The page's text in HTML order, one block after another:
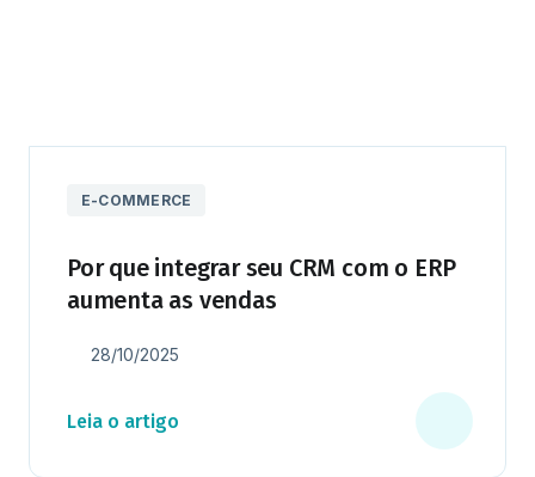
E-COMMERCE
Por que integrar seu CRM com o ERP
aumenta as vendas
28/10/2025
Leia o artigo